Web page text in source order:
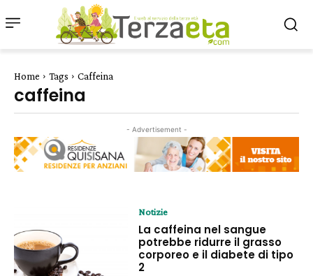
Home Tags Caffeina
caffeina
- Advertisement -
Notizie
La caffeina nel sangue
potrebbe ridurre il grasso
corporeo e il diabete di tipo
2